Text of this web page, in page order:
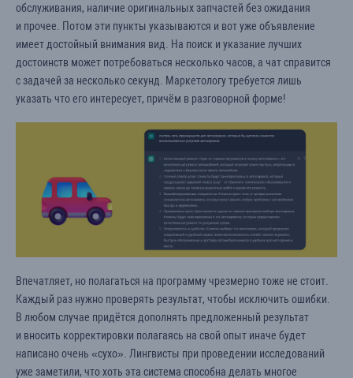
обслуживания, наличие оригинальных запчастей без ожидания
и прочее. Потом эти пункты указываются и вот уже объявление
имеет достойный внимания вид. На поиск и указание лучших
достоинств может потребоваться несколько часов, а чат справится
с задачей за несколько секунд. Маркетологу требуется лишь
указать что его интересует, причём в разговорной форме!
Впечатляет, но полагаться на программу чрезмерно тоже не стоит.
Каждый раз нужно проверять результат, чтобы исключить ошибки.
В любом случае придётся дополнять предложенный результат
и вносить корректировки полагаясь на свой опыт иначе будет
написано очень «сухо». Лингвисты при проведении исследований
уже заметили, что хоть эта система способна делать многое